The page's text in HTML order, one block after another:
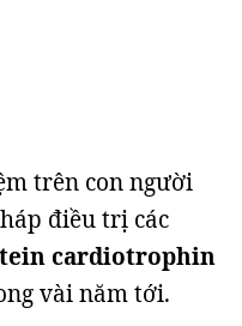
trên con người
điều trị các
cardiotrophin
vài năm tới.